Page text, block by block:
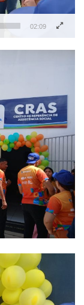
02:09